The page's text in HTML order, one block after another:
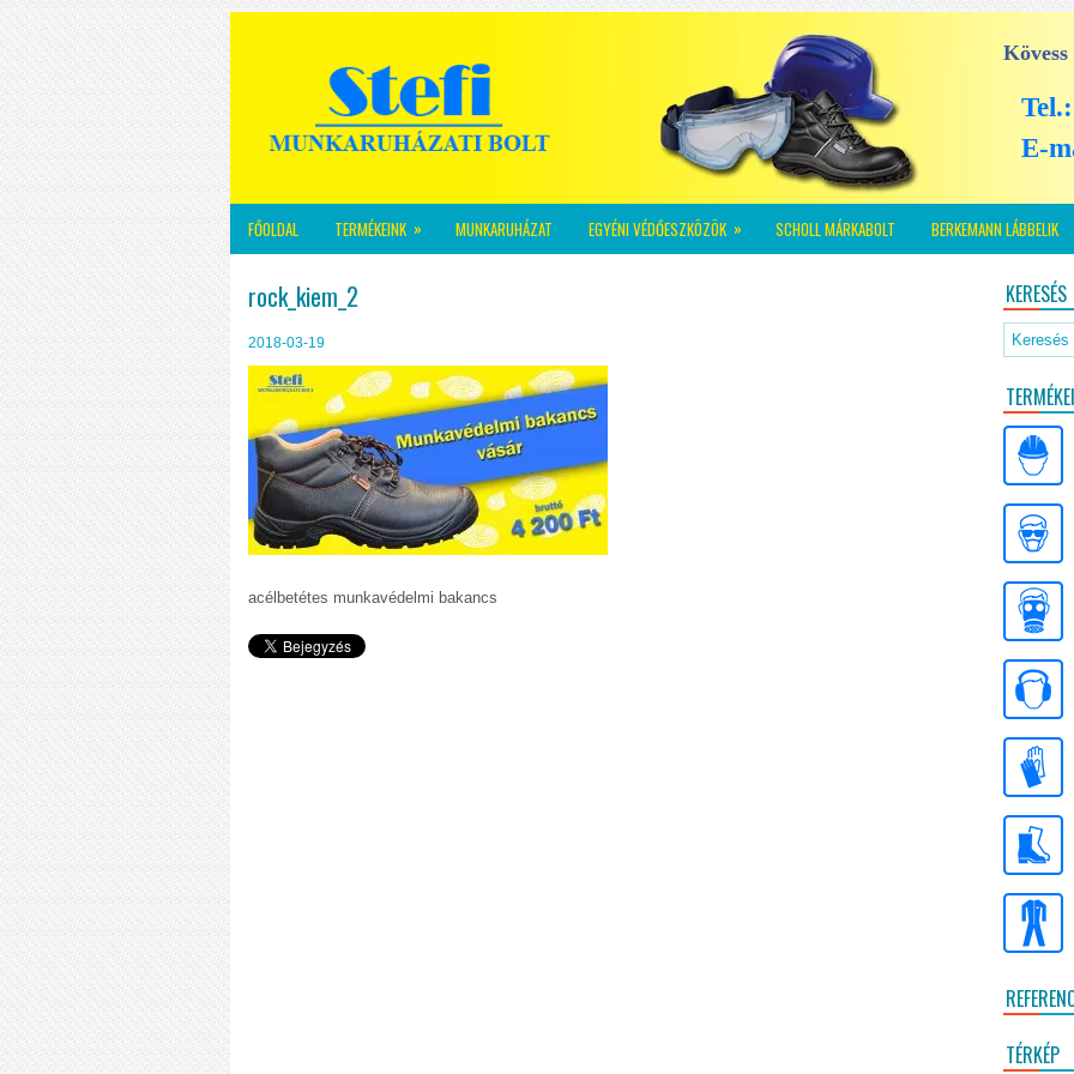
E-
FŐOLDAL TERMÉKEINK » MUNKARUHÁZAT EGYÉNI VÉDŐESZKÖZÖK » SCHOLL MÁRKABOLT BERKEMANN LÁBBELIK
rock_kiem_2
2018-03-19
acélbetétes munkavédelmi bakancs
KERESÉS
TÉRKÉP